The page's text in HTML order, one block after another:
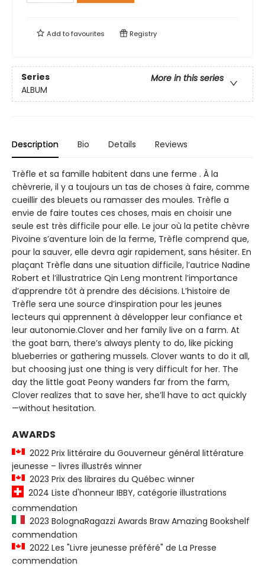
Add tofavourites Registry
Series
More in this series
ALBUM
Description Bio Details Reviews
Trèfle et sa famille habitent dans une ferme . À la
chèvrerie, il y a toujours un tas de choses à faire, comme
cueillir des bleuets ou ramasser des moules. Trèfle a
envie de faire toutes ces choses, mais en choisir une
seule est très difficile pour elle. Le jour où la petite chèvre
Pivoine s’aventure loin de la ferme, Trèfle comprend que,
pour la sauver, elle devra agir rapidement, sans hésiter. En
plaçant Trèfle dans une situation difficile, l’autrice Nadine
Robert et l’illustratrice Qin Leng montrent l’importance
d’apprendre tôt à prendre des décisions. L’histoire de
Trèfle sera une source d’inspiration pour les jeunes
lecteurs qui apprennent à développer leur confiance et
leur autonomie.Clover and her family live on a farm. At
the goat barn, there’s always plenty to do, like picking
blueberries or gathering mussels. Clover wants to do it all,
but choosing just one thing is very difficult for her. The
day the little goat Peony wanders far from the farm,
Clover realizes that to save her, she’ll have to act quickly
—without hesitation.
AWARDS
2022 Prix littéraire du Gouverneur général littérature
jeunesse – livres illustrés winner
2023 Prix des libraires du Québec winner
2024 Liste d'honneur IBBY, catégorie illustrations
commendation
2023 BolognaRagazzi Awards Braw Amazing Bookshelf
commendation
2022 Les "Livre jeunesse préféré" de La Presse
commendation